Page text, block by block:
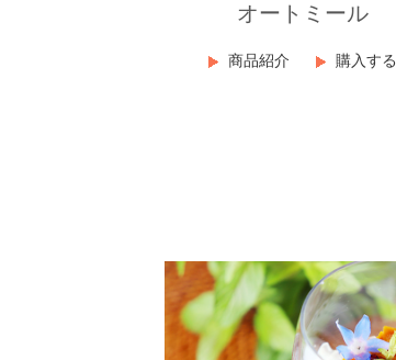
オートミール
商品紹介 購入する